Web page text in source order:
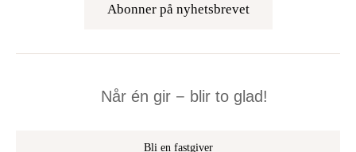
Abonner på nyhetsbrevet
Når én gir − blir to glad!
Bli en fastgiver